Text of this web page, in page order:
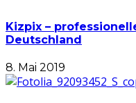
Kizpix –
Deutschland
8. Mai 2019